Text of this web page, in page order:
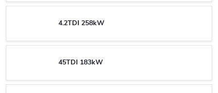
4.2TDI 258kW
45TDI 183kW